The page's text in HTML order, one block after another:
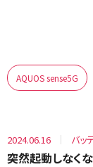
AQUOS sense5G
2024.06.16 バッ
突然起動しなく